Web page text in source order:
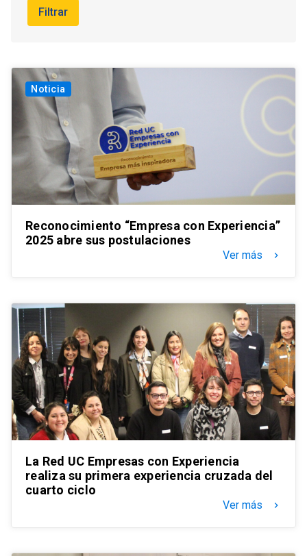
Filtrar
Noticia
Reconocimiento “Empresa con Experiencia”
2025 abre sus postulaciones
Ver más keyboard_arrow_right
La Red UC Empresas con Experiencia
realiza su primera experiencia cruzada del
cuarto ciclo
Ver más keyboard_arrow_right